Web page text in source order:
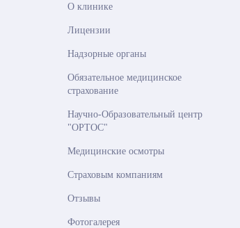
О клинике
Лицензии
Надзорные органы
Обязательное медицинское
страхование
Научно-Образовательный центр
"ОРТОС"
Медицинские осмотры
Страховым компаниям
Отзывы
Фотогалерея